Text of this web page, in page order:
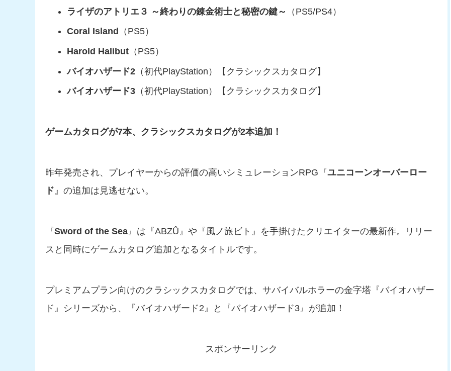
ライザのアトリエ３ ～終わりの錬金術士と秘密の鍵～
（PS5/PS4）
Coral Island
（PS5）
Harold Halibut （PS5）
バイオハザード2 （初代PlayStation）【クラシックスカタログ】
バイオハザード3 （初代PlayStation）【クラシックスカタログ】
ゲームカタログが7本、クラシックスカタログが2本追加！
昨年発売され、プレイヤーからの評価の高いシミュレーションRPG『ユニコーンオーバーロー
ド』の追加は見逃せない。
『Sword of the Sea』は『ABZÛ』や『風ノ旅ビト』を手掛けたクリエイターの最新作。リリー
スと同時にゲームカタログ追加となるタイトルです。
プレミアムプラン向けのクラシックスカタログでは、サバイバルホラーの金字塔『バイオハザー
ド』シリーズから、『バイオハザード2』と『バイオハザード3』が追加！
スポンサーリンク